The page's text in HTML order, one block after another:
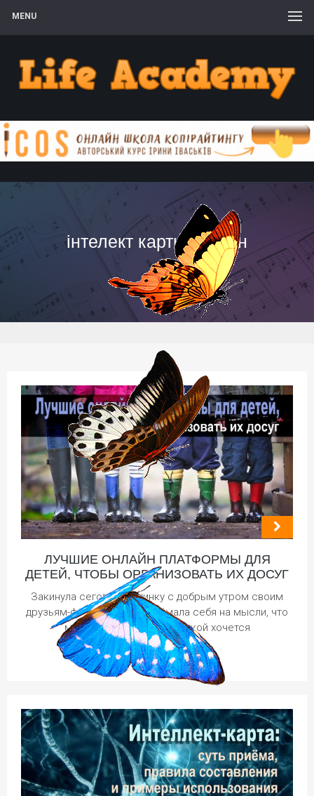
MENU
інтелект карти онлайн
ЛУЧШИЕ ОНЛАЙН ПЛАТФОРМЫ ДЛЯ
ДЕТЕЙ, ЧТОБЫ ОРГАНИЗОВАТЬ ИХ ДОСУГ
Закинула сегодня картинку с добрым утром своим
друзьям-фейсбучанам и поймала себя на мысли, что
мне до жжения под лопаткой хочется
Четвер, 21 Січня, 2021